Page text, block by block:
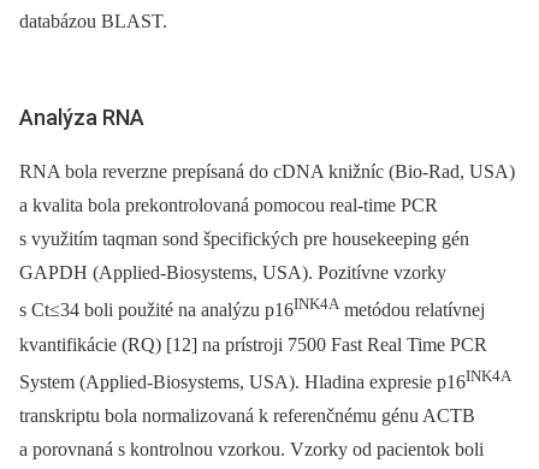
databázou BLAST.
Analýza RNA
RNA bola reverzne prepísaná do cDNA knižníc (Bio-Rad, USA)
a kvalita bola prekontrolovaná pomocou real-time PCR
s využitím taqman sond špecifických pre housekeeping gén
GAPDH (Applied-Biosystems, USA). Pozitívne vzorky
s Ct≤34 boli použité na analýzu p16INK4A metódou relatívnej
kvantifikácie (RQ) [12] na prístroji 7500 Fast Real Time PCR
System (Applied-Biosystems, USA). Hladina expresie p16INK4A
transkriptu bola normalizovaná k referenčnému génu ACTB
a porovnaná s kontrolnou vzorkou. Vzorky od pacientok boli